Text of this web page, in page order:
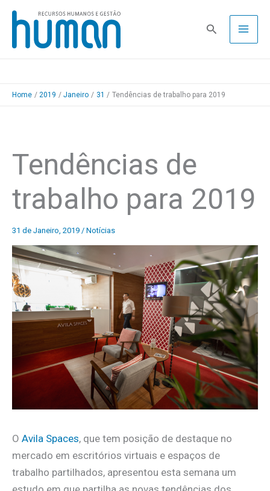
Skip
content
Pesquisa
Home 2019 Janeiro 31 Tendências de trabalho para 2019
Tendências de
trabalho para 2019
31 de Janeiro, 2019 / Notícias
O Avila Spaces, que tem posição de destaque no
mercado em escritórios virtuais e espaços de
trabalho partilhados, apresentou esta semana um